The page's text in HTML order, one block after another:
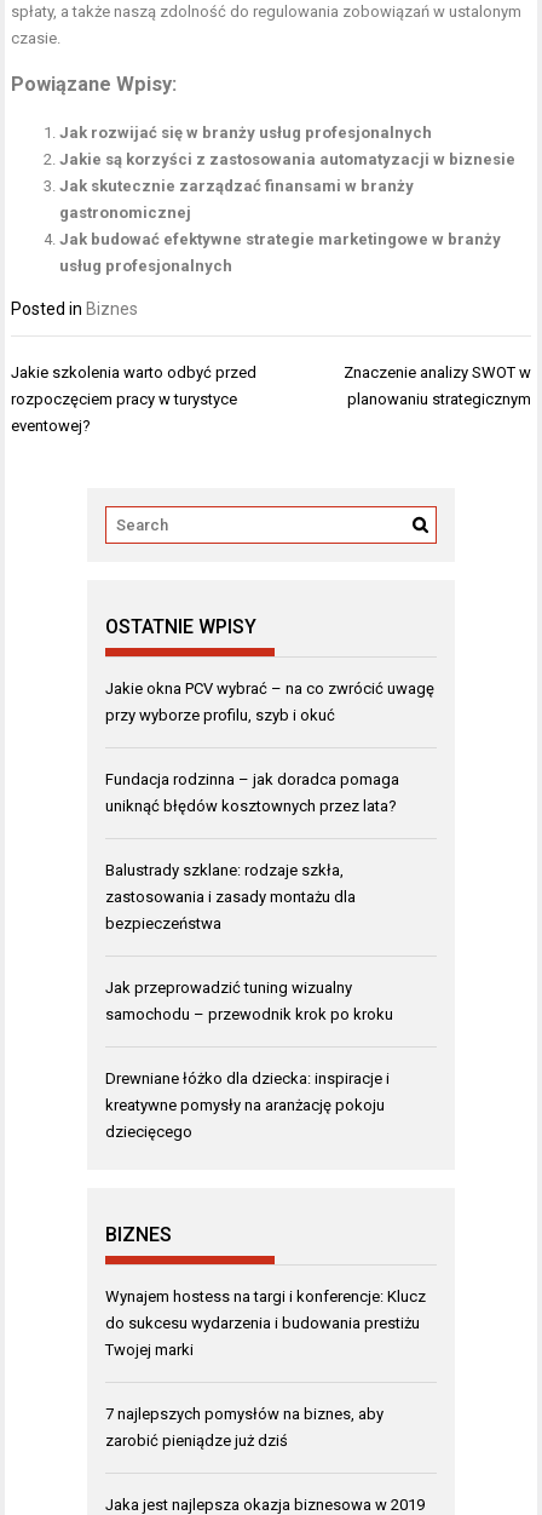
spłaty, a także naszą zdolność do regulowania zobowiązań w ustalonym
czasie.
Powiązane Wpisy:
Jak rozwijać się w branży usług profesjonalnych
Jakie są korzyści z zastosowania automatyzacji w biznesie
Jak skutecznie zarządzać finansami w branży
gastronomicznej
Jak budować efektywne strategie marketingowe w branży
usług profesjonalnych
Posted in Biznes
Nawigacja
wpisu
Jakie szkolenia warto odbyć przed
rozpoczęciem pracy w turystyce
eventowej?
Znaczenie analizy SWOT w
planowaniu strategicznym
OSTATNIE WPISY
Jakie okna PCV wybrać – na co zwrócić uwagę
przy wyborze profilu, szyb i okuć
Fundacja rodzinna – jak doradca pomaga
uniknąć błędów kosztownych przez lata?
Balustrady szklane: rodzaje szkła,
zastosowania i zasady montażu dla
bezpieczeństwa
Jak przeprowadzić tuning wizualny
samochodu – przewodnik krok po kroku
Drewniane łóżko dla dziecka: inspiracje i
kreatywne pomysły na aranżację pokoju
dziecięcego
BIZNES
Wynajem hostess na targi i konferencje: Klucz
do sukcesu wydarzenia i budowania prestiżu
Twojej marki
7 najlepszych pomysłów na biznes, aby
zarobić pieniądze już dziś
Jaka jest najlepsza okazja biznesowa w 2019